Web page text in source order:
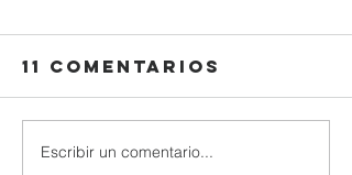
11 comentarios
Escribir un comentario...